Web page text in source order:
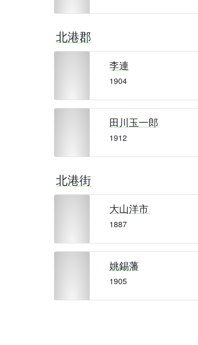
北港郡
李連
1904
田川玉一郎
1912
北港街
大山洋市
1887
姚錫藩
1905